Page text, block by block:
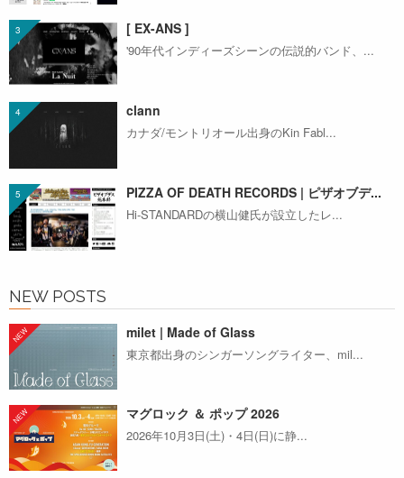
[ EX-ANS ]
'90年代インディーズシーンの伝説的バンド、...
clann
カナダ/モントリオール出身のKin Fabl...
PIZZA OF DEATH RECORDS | ピザオブデ...
Hi-STANDARDの横山健氏が設立したレ...
NEW POSTS
milet | Made of Glass
東京都出身のシンガーソングライター、mil...
マグロック ＆ ポップ 2026
2026年10月3日(土)・4日(日)に静...